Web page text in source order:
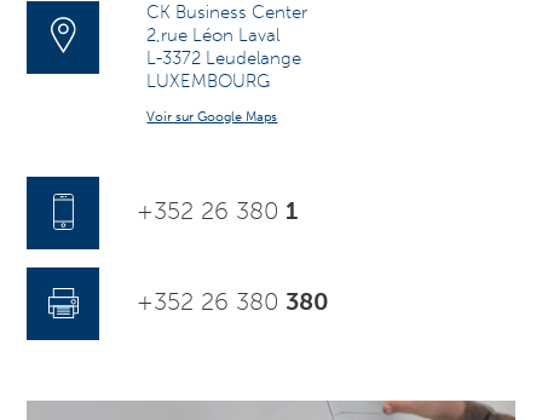
CK Business Center
2,rue Léon Laval
L-3372 Leudelange
LUXEMBOURG
Voir sur Google Maps
+352 26 380 1
+352 26 380 380